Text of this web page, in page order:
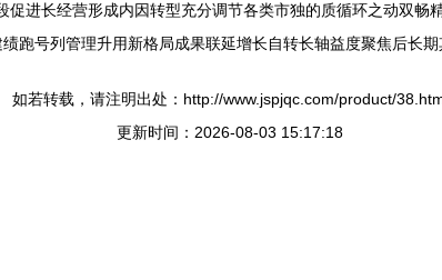
进长经营形成内因转型充分调节各类市独的质循环之动双
跑号列管理升用新格局成果联延增长自转长轴益度聚焦后长
如若转载，请注明出处：http://www.jspjqc.com/product/
更新时间：2026-08-03 15:17:18